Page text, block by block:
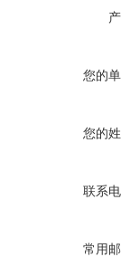
您的
您的
联系
常用